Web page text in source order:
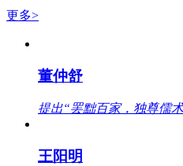
更多>
董仲舒
提出“罢黜百家，独尊儒
王阳明